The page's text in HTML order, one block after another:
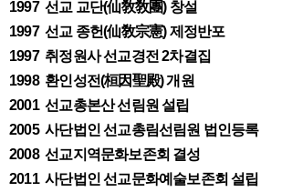
1997 선교 교단(仙敎敎團) 창설
1997 선교 종헌(仙敎宗憲) 제정반포
1997 취정원사 선교경전 2차결집
1998 환인성전(桓因聖殿) 개원
2001 선교총본산 선림원 설립
2005 사단법인 선교총림선림원 법인등록
2008 선교지역문화보존회 결성
2011 사단법인 선교문화예술보존회 설립